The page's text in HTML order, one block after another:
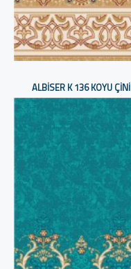
ALBISER K 136 KOYU ÇINI